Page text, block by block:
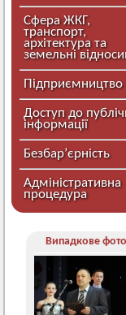
Сфера ЖКГ,
транспорт,
архітектура та
земельні
Підприємництво
Доступ до
інформації
Безбар’єрність
Адміністративна
процедура
Випадкове фото